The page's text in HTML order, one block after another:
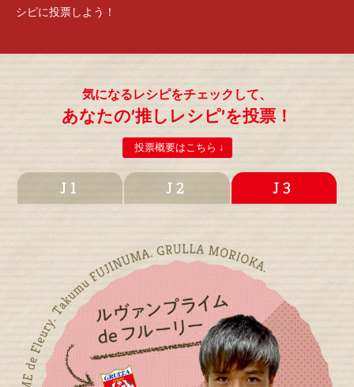
シピに投票しよう！
気になるレシピをチェックして、
あなたの’推しレシピ’を投票！
投票概要はこちら ↓
J1 J2 J3